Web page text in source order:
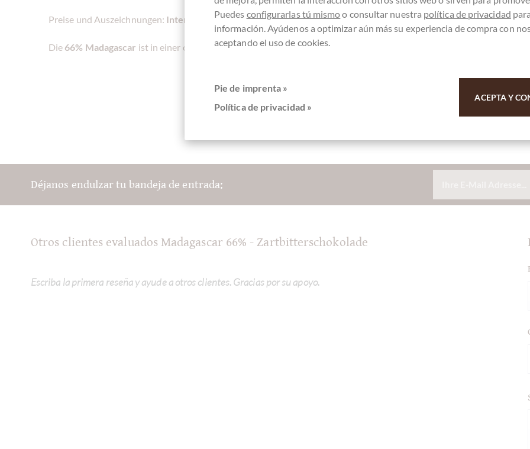
Preise und Auszeichnungen: International Chocolate Awards 2018: World Silver - Micro Batch
Die 66% Madagascar ist in einer orange-farbenen Schachtel mit einem Wolf verpackt.
Déjanos endulzar tu bandeja de entrada:
Otros clientes evaluados Madagascar 66% - Zartbitterschokolade
Escriba la primera reseña y ayude a otros clientes. Gracias por su apoyo.
Puedes configurarlas tú mismoo consultar nuestra política de privacidad
información. Ayúdenos a optimizar aún más su experiencia de compra con
aceptando el uso de cookies.
Pie de imprenta »
Política de privacidad »
ACEPTA Y